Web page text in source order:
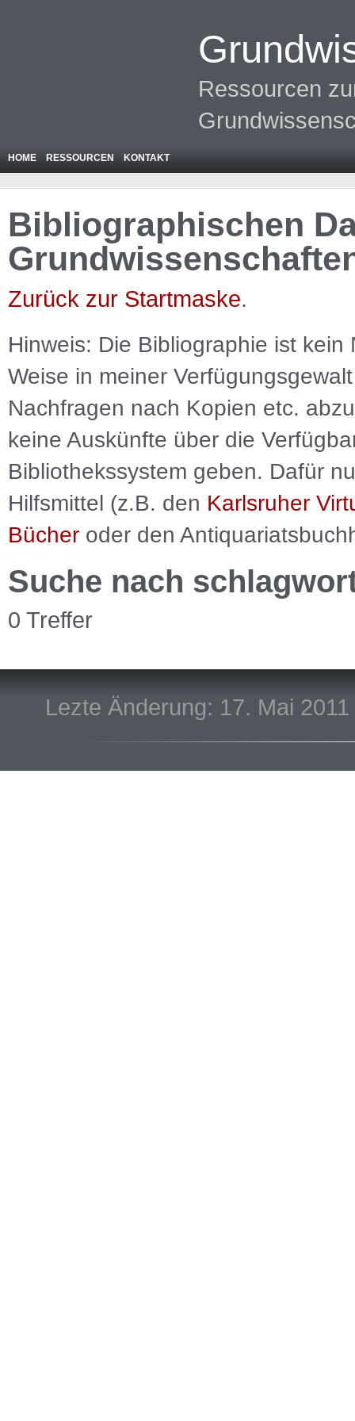
Ressourcen
HOME RESSOURCEN KONTAKT
Bibliographischen
Zurück zur Startmaske.
Hinweis: Die Bibliographie ist kein
Weise in meiner
Nachfragen nach Kopien etc.
keine Auskünfte über die
Bibliothekssystem geben. Dafür
Hilfsmittel (z.B. den Karlsruher
Bücher oder den
Suche nach
0 Treffer
Lezte Änderung: 17. Mai